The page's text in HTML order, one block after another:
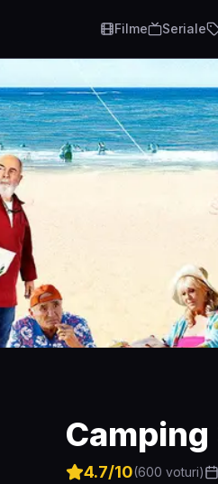
Filme Seriale
Camping
4.7/10(600 voturi)